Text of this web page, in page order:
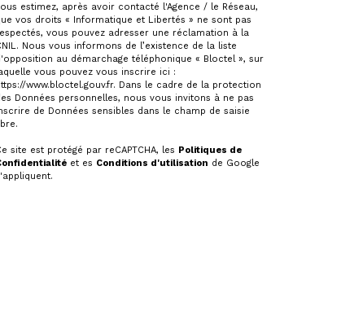
estimez, après avoir contacté l'Agence / le Réseau,
vos droits « Informatique et Libertés » ne sont pas
vous pouvez adresser une réclamation à la
Nous vous informons de l’existence de la liste
au démarchage téléphonique « Bloctel », sur
vous pouvez vous inscrire ici :
www.bloctel.gouv.fr. Dans le cadre de la protection
Données personnelles, nous vous invitons à ne pas
de Données sensibles dans le champ de saisie
site est protégé par reCAPTCHA, les Politiques de
et es Conditions d'utilisation de Google